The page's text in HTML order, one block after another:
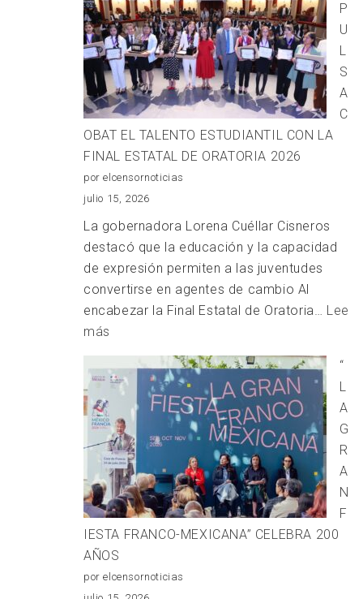
CIVIL
A
PRODUCTORAS
Y
PRODUCTORES
DEL
CAMPO
CON
70
%
P
U
L
S
A
C
OBAT EL TALENTO ESTUDIANTIL CON LA
FINAL ESTATAL DE ORATORIA 2026
por elcensornoticias
julio 15, 2026
La gobernadora Lorena Cuéllar Cisneros
destacó que la educación y la capacidad
de expresión permiten a las juventudes
convertirse en agentes de cambio Al
encabezar la Final Estatal de Oratoria… Lee
más
IMPULSA
COBAT
EL
TALENTO
ESTUDIANTIL
CON
LA
FINAL
ESTATAL
DE
ORATORIA
2026
“
L
A
G
R
A
N
F
IESTA FRANCO-MEXICANA” CELEBRA 200
AÑOS
por elcensornoticias